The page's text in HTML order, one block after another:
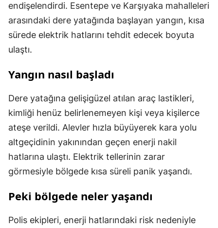
endişelendirdi. Esentepe ve Karşıyaka mahalleleri
arasındaki dere yatağında başlayan yangın, kısa
sürede elektrik hatlarını tehdit edecek boyuta
ulaştı.
Yangın nasıl başladı
Dere yatağına gelişigüzel atılan araç lastikleri,
kimliği henüz belirlenemeyen kişi veya kişilerce
ateşe verildi. Alevler hızla büyüyerek kara yolu
altgeçidinin yakınından geçen enerji nakil
hatlarına ulaştı. Elektrik tellerinin zarar
görmesiyle bölgede kısa süreli panik yaşandı.
Peki bölgede neler yaşandı
Polis ekipleri, enerji hatlarındaki risk nedeniyle